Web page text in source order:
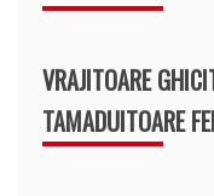
VRAJITOARE
TAMADUITOARE